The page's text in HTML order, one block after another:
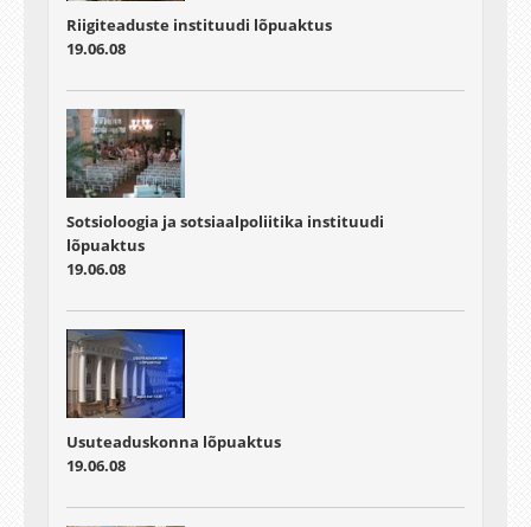
Riigiteaduste instituudi lõpuaktus
19.06.08
Sotsioloogia ja sotsiaalpoliitika instituudi
lõpuaktus
19.06.08
Usuteaduskonna lõpuaktus
19.06.08